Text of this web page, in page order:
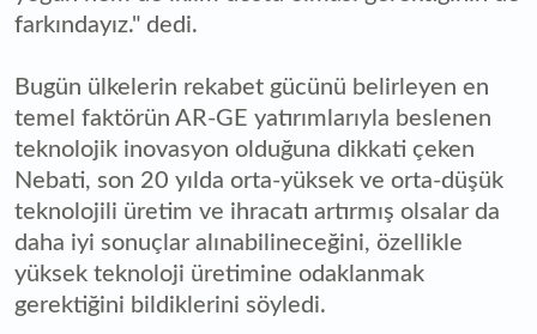
farkındayız." dedi.
Bugün ülkelerin rekabet gücünü belirleyen en
temel faktörün AR-GE yatırımlarıyla beslenen
teknolojik inovasyon olduğuna dikkati çeken
Nebati, son 20 yılda orta-yüksek ve orta-düşük
teknolojili üretim ve ihracatı artırmış olsalar da
daha iyi sonuçlar alınabilineceğini, özellikle
yüksek teknoloji üretimine odaklanmak
gerektiğini bildiklerini söyledi.